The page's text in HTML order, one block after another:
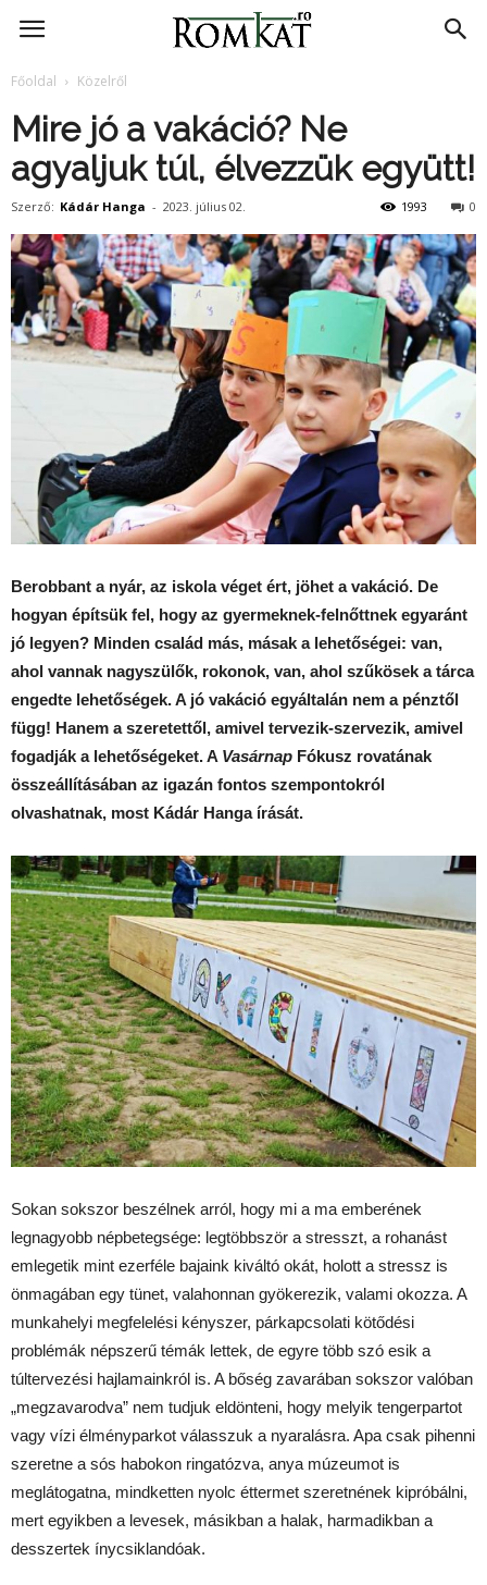
RomKat.ro
Főoldal Közelről
Mire jó a vakáció? Ne
agyaljuk túl, élvezzük együtt!
Szerző: Kádár Hanga - 2023. július 02. 0
1993
Berobbant a nyár, az iskola véget ért, jöhet a vakáció. De
hogyan építsük fel, hogy az gyermeknek-felnőttnek egyaránt
jó legyen? Minden család más, másak a lehetőségei: van,
ahol vannak nagyszülők, rokonok, van, ahol szűkösek a tárca
engedte lehetőségek. A jó vakáció egyáltalán nem a pénztől
függ! Hanem a szeretettől, amivel tervezik-szervezik, amivel
fogadják a lehetőségeket. A Vasárnap Fókusz rovatának
összeállításában az igazán fontos szempontokról
olvashatnak, most Kádár Hanga írását.
Sokan sokszor beszélnek arról, hogy mi a ma emberének
legnagyobb népbetegsége: legtöbbször a stresszt, a rohanást
emlegetik mint ezerféle bajaink kiváltó okát, holott a stressz is
önmagában egy tünet, valahonnan gyökerezik, valami okozza. A
munkahelyi megfelelési kényszer, párkapcsolati kötődési
problémák népszerű témák lettek, de egyre több szó esik a
túltervezési hajlamainkról is. A bőség zavarában sokszor valóban
„megzavarodva” nem tudjuk eldönteni, hogy melyik tengerpartot
vagy vízi élményparkot válasszuk a nyaralásra. Apa csak pihenni
szeretne a sós habokon ringatózva, anya múzeumot is
meglátogatna, mindketten nyolc éttermet szeretnének kipróbálni,
mert egyikben a levesek, másikban a halak, harmadikban a
desszertek ínycsiklandóak.